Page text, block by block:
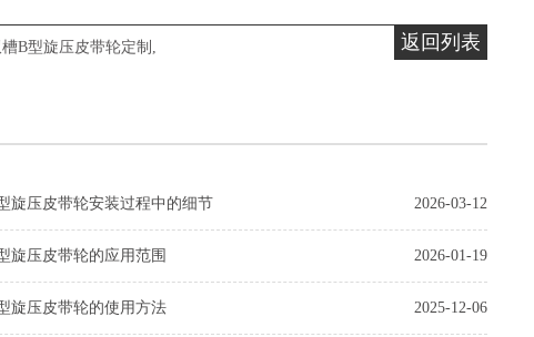
返回列表
B型旋压皮带轮定制 ,
2026-03-12
旋压皮带轮安装过程中的细节
2026-01-19
旋压皮带轮的应用范围
2025-12-06
旋压皮带轮的使用方法